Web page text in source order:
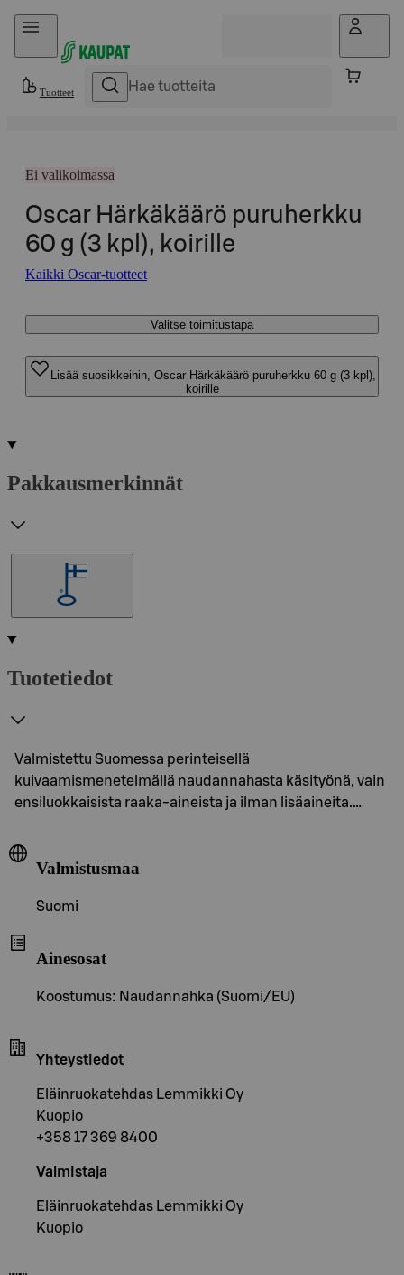
Hyppää sisältöön
Tuotteet
Ei valikoimassa
Oscar Härkäkäärö puruherkku
60 g (3 kpl), koirille
Kaikki Oscar-tuotteet
Valitse toimitustapa
Lisää suosikkeihin, Oscar Härkäkäärö puruherkku 60 g (3 kpl),
koirille
Pakkausmerkinnät
Tuotetiedot
Valmistettu Suomessa perinteisellä
kuivaamismenetelmällä naudannahasta käsityönä, vain
ensiluokkaisista raaka-aineista ja ilman lisäaineita.…
Valmistusmaa
Suomi
Ainesosat
Koostumus: Naudannahka (Suomi/EU)
Yhteystiedot
Eläinruokatehdas Lemmikki Oy
Kuopio
+358 17 369 8400
Valmistaja
Eläinruokatehdas Lemmikki Oy
Kuopio